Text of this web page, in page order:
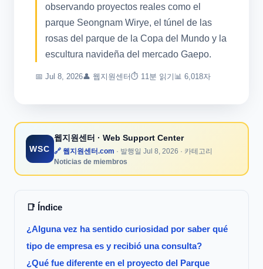
observando proyectos reales como el
parque Seongnam Wirye, el túnel de las
rosas del parque de la Copa del Mundo y la
escultura navideña del mercado Gaepo.
📅 Jul 8, 2026👤 웹지원센터⏱ 11분 읽기 📊 6,018자
WSC
웹지원센터 · Web Support Center
🔗 웹지원센터.com · 발행일 Jul 8, 2026 · 카테고리
Noticias de miembros
📑 Índice
¿Alguna vez ha sentido curiosidad por saber qué
tipo de empresa es y recibió una consulta?
¿Qué fue diferente en el proyecto del Parque